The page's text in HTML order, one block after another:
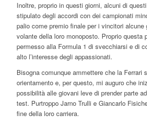
Inoltre, proprio in questi giorni, alcuni di
stipulato degli accordi con dei campionati
palio come premio finale per i vincitori alcune
volante della loro monoposto. Proprio questa
permesso alla Formula 1 di svecchiarsi e di
alto l’interesse degli appassionati.
Bisogna comunque ammettere che la Ferrari
orientamento e, per questo, mi auguro che
possibilità alle giovani leve di prender parte
test. Purtroppo Jarno Trulli e Giancarlo
fine della loro carriera.